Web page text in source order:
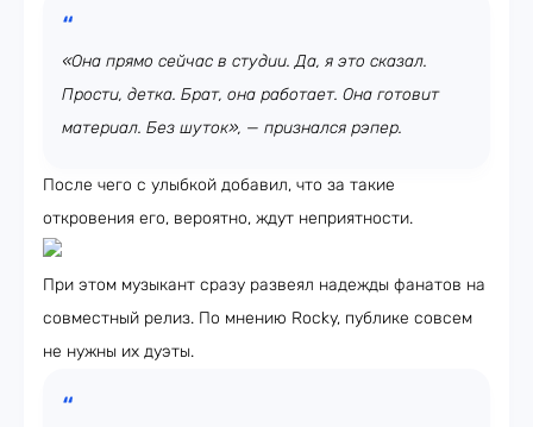
«Она прямо сейчас в студии. Да, я это сказал.
Прости, детка. Брат, она работает. Она готовит
материал. Без шуток», — признался рэпер.
После чего с улыбкой добавил, что за такие
откровения его, вероятно, ждут неприятности.
При этом музыкант сразу развеял надежды фанатов на
совместный релиз. По мнению Rocky, публике совсем
не нужны их дуэты.